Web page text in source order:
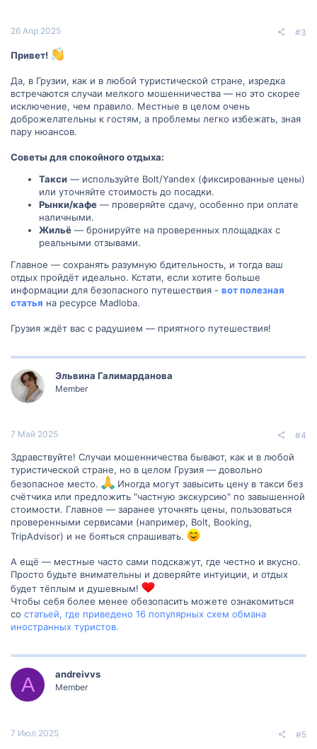
26 Апр 2025 #3
Привет!
Да, в Грузии, как и в любой туристической стране, изредка
встречаются случаи мелкого мошенничества — но это скорее
исключение, чем правило. Местные в целом очень
доброжелательны к гостям, а проблемы легко избежать, зная
пару нюансов.
Советы для спокойного отдыха:
Такси — используйте Bolt/Yandex (фиксированные цены)
или уточняйте стоимость до посадки.
Рынки/кафе — проверяйте сдачу, особенно при оплате
наличными.
Жильё — бронируйте на проверенных площадках с
реальными отзывами.
Главное — сохранять разумную бдительность, и тогда ваш
отдых пройдёт идеально. Кстати, если хотите больше
информации для безопасного путешествия - вот полезная
статья на ресурсе Madloba.
Грузия ждёт вас с радушием — приятного путешествия!
Эльвина Галимарданова
Member
7 Май 2025 #4
Здравствуйте! Случаи мошенничества бывают, как и в любой
туристической стране, но в целом Грузия — довольно
безопасное место.
Иногда могут завысить цену в такси без
счётчика или предложить "частную экскурсию" по завышенной
стоимости. Главное — заранее уточнять цены, пользоваться
проверенными сервисами (например, Bolt, Booking,
TripAdvisor) и не бояться спрашивать.
А ещё — местные часто сами подскажут, где честно и вкусно.
Просто будьте внимательны и доверяйте интуиции, и отдых
будет тёплым и душевным!
Чтобы себя более менее обезопасить можете ознакомиться
со статьей, где приведено 16 популярных схем обмана
иностранных туристов.
A andreivvs
Member
7 Июл 2025 #5